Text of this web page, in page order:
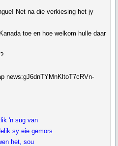
Net na die verkiesing het jy
toe en hoe welkom hulle daar
news:gJ6dnTYMnKltoT7cRVn-
'n sug van
sy eie gemors
het, sou